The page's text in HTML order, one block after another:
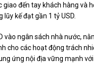
đến tay khách hàng và
kế đạt gần 1 tỷ USD.
vào ngân sách nhà nước,
cho các hoạt động trách
ứng nội địa vững mạnh